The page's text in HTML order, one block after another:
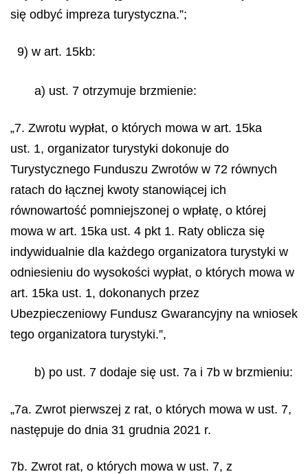
się odbyć impreza turystyczna.”;
9) w art. 15kb:
a) ust. 7 otrzymuje brzmienie:
„7. Zwrotu wypłat, o których mowa w art. 15ka
ust. 1, organizator turystyki dokonuje do
Turystycznego Funduszu Zwrotów w 72 równych
ratach do łącznej kwoty stanowiącej ich
równowartość pomniejszonej o wpłatę, o której
mowa w art. 15ka ust. 4 pkt 1. Raty oblicza się
indywidualnie dla każdego organizatora turystyki w
odniesieniu do wysokości wypłat, o których mowa w
art. 15ka ust. 1, dokonanych przez
Ubezpieczeniowy Fundusz Gwarancyjny na wniosek
tego organizatora turystyki.”,
b) po ust. 7 dodaje się ust. 7a i 7b w brzmieniu:
„7a. Zwrot pierwszej z rat, o których mowa w ust. 7,
następuje do dnia 31 grudnia 2021 r.
7b. Zwrot rat, o których mowa w ust. 7, z